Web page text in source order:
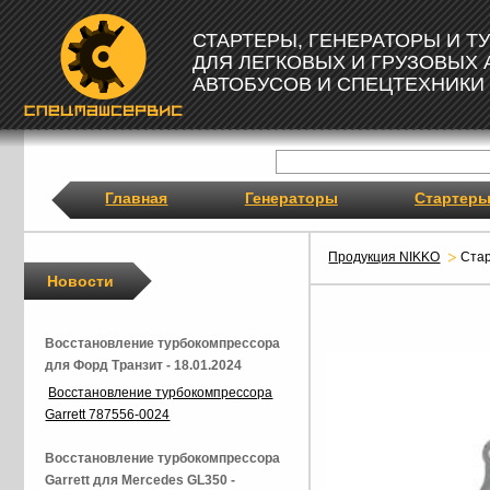
СТАРТЕРЫ, ГЕНЕРАТОРЫ И
ДЛЯ ЛЕГКОВЫХ И ГРУЗОВЫХ
АВТОБУСОВ И СПЕЦТЕХНИКИ
Главная Генераторы Стартеры
Продукция NIKKO
Новости
Восстановление турбокомпрессора
для Форд Транзит - 18.01.2024
Восстановление турбокомпрессора
Garrett 787556-0024
Восстановление турбокомпрессора
Garrett для Mercedes GL350 -